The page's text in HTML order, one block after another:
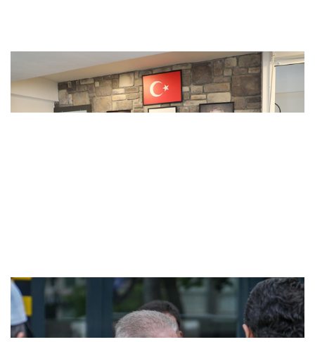
CHP'den istifa eden Başkan Ertaş v..
Vali Gül, İstanbul Çocukları Vakfı'..